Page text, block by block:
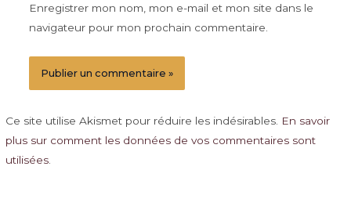
Enregistrer mon nom, mon e-mail et mon site dans le
navigateur pour mon prochain commentaire.
Ce site utilise Akismet pour réduire les indésirables. En savoir
plus sur comment les données de vos commentaires sont
utilisées.